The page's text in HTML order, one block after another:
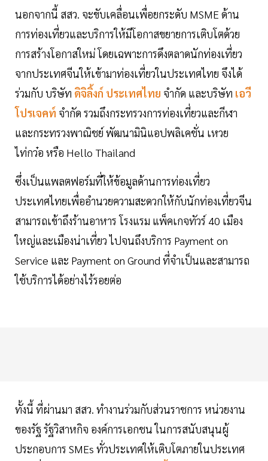
นอกจากนี้ สสว. จะขับเคลื่อนเพื่อยกระดับ MSME ด้าน
การท่องเที่ยวและบริการให้มีโอกาสขยายการเติบโตด้วย
การสร้างโอกาสใหม่ โดยเฉพาะการดึงตลาดนักท่องเที่ยว
จากประเทศจีนให้เข้ามาท่องเที่ยวในประเทศไทย จึงได้
ร่วมกับ บริษัท ดิจิลิ้งก์ ประเทศไทย จำกัด และบริษัท เอวี
โปรเจคท์ จำกัด รวมถึงกระทรวงการท่องเที่ยวและกีฬา
และกระทรวงพาณิชย์ พัฒนามินิแอปพลิเคชั่น เหวย
ไท่กว๋อ หรือ Hello Thailand
ซึ่งเป็นแพลตฟอร์มที่ให้ข้อมูลด้านการท่องเที่ยว
ประเทศไทยเพื่ออำนวยความสะดวกให้กับนักท่องเที่ยวจีน
สามารถเข้าถึงร้านอาหาร โรงแรม แพ็คเกจทัวร์ 40 เมือง
ใหญ่และเมืองน่าเที่ยว ไปจนถึงบริการ Payment on
Service และ Payment on Ground ที่จำเป็นและสามารถ
ใช้บริการได้อย่างไร้รอยต่อ
ทั้งนี้ ที่ผ่านมา สสว. ทำงานร่วมกับส่วนราชการ หน่วยงาน
ของรัฐ รัฐวิสาหกิจ องค์การเอกชน ในการสนับสนุนผู้
ประกอบการ SMEs ทั่วประเทศให้เติบโตภายในประเทศ